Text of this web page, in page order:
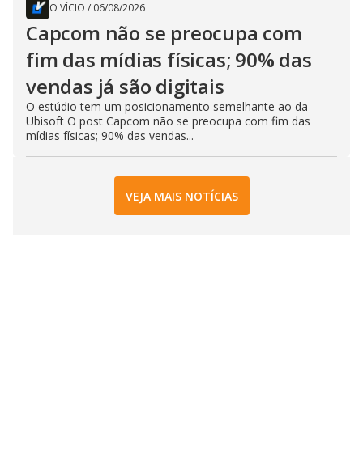
O VÍCIO / 06/08/2026
Capcom não se preocupa com
fim das mídias físicas; 90% das
vendas já são digitais
O estúdio tem um posicionamento semelhante ao da
Ubisoft O post Capcom não se preocupa com fim das
mídias físicas; 90% das vendas...
VEJA MAIS NOTÍCIAS